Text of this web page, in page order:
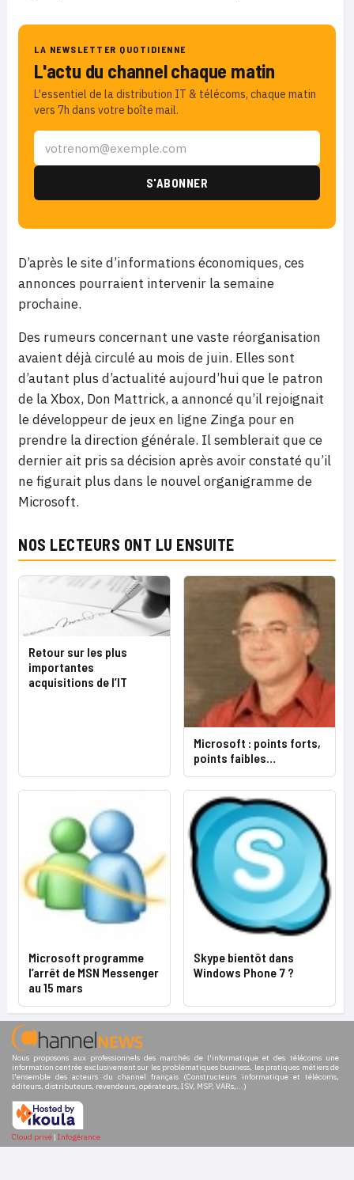
LA NEWSLETTER QUOTIDIENNE
L'actu du channel chaque matin
L'essentiel de la distribution IT & télécoms, chaque matin
vers 7h dans votre boîte mail.
D’après le site d’informations économiques, ces
annonces pourraient intervenir la semaine
prochaine.
Des rumeurs concernant une vaste réorganisation
avaient déjà circulé au mois de juin. Elles sont
d’autant plus d’actualité aujourd’hui que le patron
de la Xbox, Don Mattrick, a annoncé qu’il rejoignait
le développeur de jeux en ligne Zinga pour en
prendre la direction générale. Il semblerait que ce
dernier ait pris sa décision après avoir constaté qu’il
ne figurait plus dans le nouvel organigramme de
Microsoft.
NOS LECTEURS ONT LU ENSUITE
Retour sur les plus
importantes
acquisitions de l’IT
Microsoft : points forts,
points faibles…
Microsoft programme
l’arrêt de MSN Messenger
au 15 mars
Skype bientôt dans
Windows Phone 7 ?
Nous proposons aux professionnels des marchés de l'informatique et des télécoms une
information centrée exclusivement sur les problématiques business, les pratiques métiers de
l'ensemble des acteurs du channel français (Constructeurs informatique et télécoms,
éditeurs, distributeurs, revendeurs, opérateurs, ISV, MSP, VARs,...)
Cloud privé | Infogérance